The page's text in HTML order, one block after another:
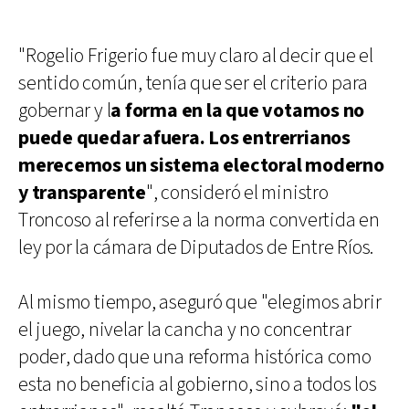
"Rogelio Frigerio fue muy claro al decir que el
sentido común, tenía que ser el criterio para
gobernar y la forma en la que votamos no
puede quedar afuera. Los entrerrianos
merecemos un sistema electoral moderno
y transparente", consideró el ministro
Troncoso al referirse a la norma convertida en
ley por la cámara de Diputados de Entre Ríos.
Al mismo tiempo, aseguró que "elegimos abrir
el juego, nivelar la cancha y no concentrar
poder, dado que una reforma histórica como
esta no beneficia al gobierno, sino a todos los